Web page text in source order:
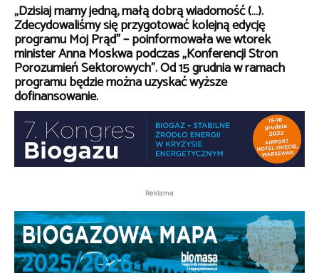
„Dzisiaj mamy jedną, małą dobrą wiadomość (…).
Zdecydowaliśmy się przygotować kolejną edycję
programu Mój Prąd” – poinformowała we wtorek
minister Anna Moskwa podczas „Konferencji Stron
Porozumień Sektorowych”. Od 15 grudnia w ramach
programu będzie można uzyskać wyższe
dofinansowanie.
Reklama